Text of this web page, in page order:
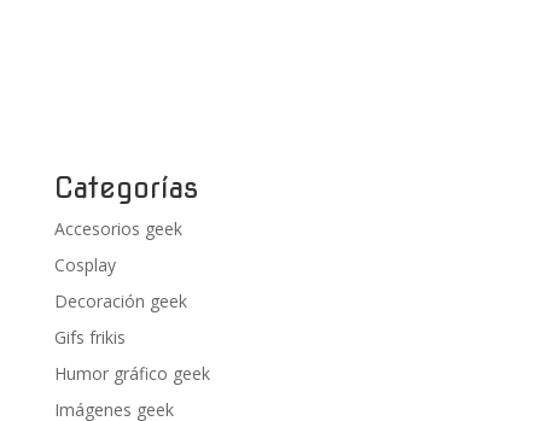
Categorías
Accesorios geek
Cosplay
Decoración geek
Gifs frikis
Humor gráfico geek
Imágenes geek